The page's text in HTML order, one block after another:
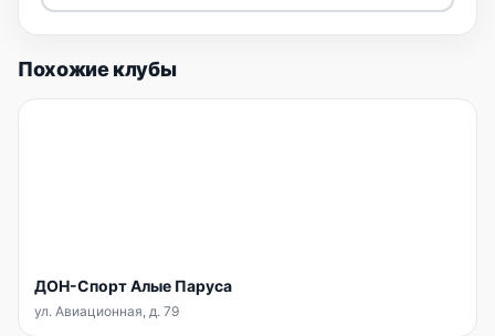
Похожие клубы
ДОН-Спорт Алые Паруса
ул. Авиационная, д. 79